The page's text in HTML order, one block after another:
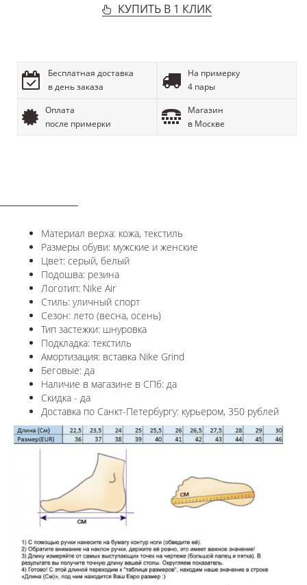
КУПИТЬ В 1 КЛИК
Бесплатная доставка
в день заказа
На примерку
4 пары
Оплата
после примерки
Магазин
в Москве
Материал верха: кожа, текстиль
Размеры обуви: мужские и женские
Цвет: серый, белый
Подошва: резина
Логотип: Nike Air
Стиль: уличный спорт
Сезон: лето (весна, осень)
Тип застежки: шнуровка
Подкладка: текстиль
Амортизация: вставка Nike Grind
Беговые: да
Наличие в магазине в СПб: да
Скидка - да
Доставка по Санкт-Петербургу: курьером, 350 рублей